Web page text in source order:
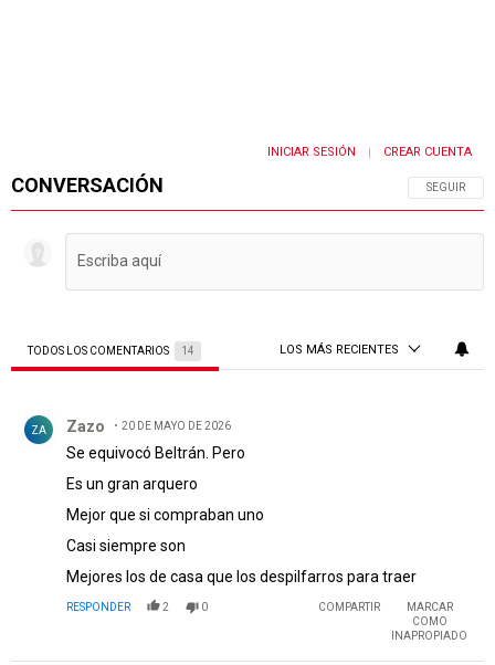
CONVERSACIÓN SIGA ESTA
SEGUIR
INICIAR SESIÓN | CREAR CUENTA
TODOS LOS COMENTARIOS 14 LOS MÁS RECIENTES
ZA Zazo 20 DE MAYO DE 2026
Se equivocó Beltrán. Pero
Es un gran arquero
Mejor que si compraban uno
Casi siempre son
Mejores los de casa que los despilfarros para traer
RESPONDER 2 0 COMPARTIR
MARCAR
COMO
INAPROPIADO